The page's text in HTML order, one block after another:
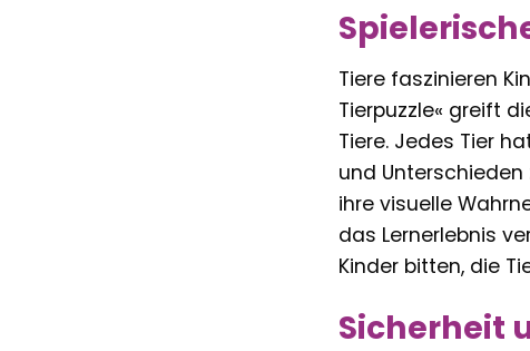
Tiere faszinieren
Tierpuzzle« greift
Tiere. Jedes Tier
und Unterschieden
ihre visuelle
das Lernerlebnis
Kinder bitten, die
Sicherheit